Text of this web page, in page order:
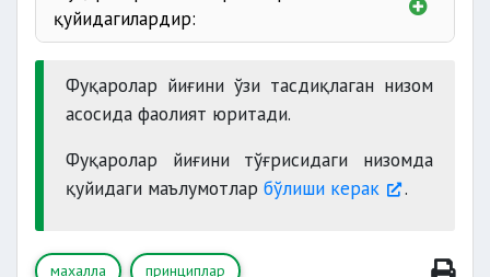
қуйидагилардир:
Фуқаролар йиғини ўзи тасдиқлаган низом
асосида фаолият юритади.
Фуқаролар йиғини тўғрисидаги низомда
қуйидаги маълумотлар бўлиши керак .
махалла принциплар